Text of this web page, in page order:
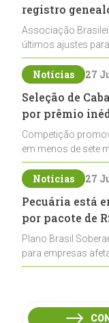
registro
Associação
últimos ajustes
de registros,
pecuária nacional
Notícias 27
Seleção de
por prêmio
Competição
em menos de sete
cabanhas na
ao laço
Notícias 27
Pecuária está
por pacote de
Plano Brasil
para empresas
inclui a pecuária